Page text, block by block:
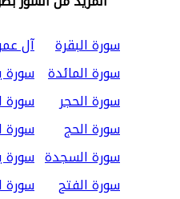
سورة البقرة
آل
سورة المائدة
سورة الحجر
سورة الحج
سورة السجدة
سورة الفتح
سورة